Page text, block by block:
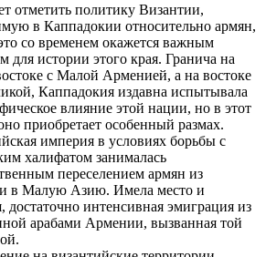
отметить политику Византии,
в Каппадокии относительно армян,
со временем окажется важным
для истории этого края. Гранича на
с Малой Арменией, а на востоке
Каппадокия издавна испытывала
влияние этой нации, но в этот
приобретает особенный размах.
империя в условиях борьбы с
халифатом занималась
переселением армян из
в Малую Азию. Имела место и
достаточно интенсивная эмиграция из
арабами Армении, вызванная той